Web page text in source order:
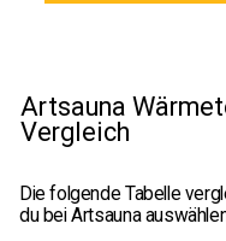
Artsauna
Vergleich
Die folgende Tabelle
du bei Artsauna